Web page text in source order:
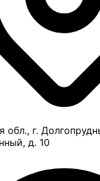
обл., г.
д. 10